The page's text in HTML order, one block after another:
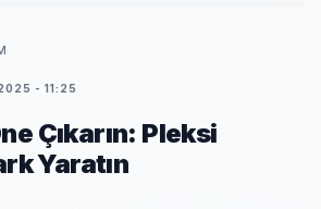
- 11:25
Çıkarın: Pleksi
Yaratın